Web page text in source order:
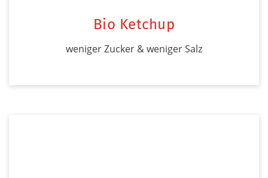
Bio Ketchup
weniger Zucker & weniger Salz